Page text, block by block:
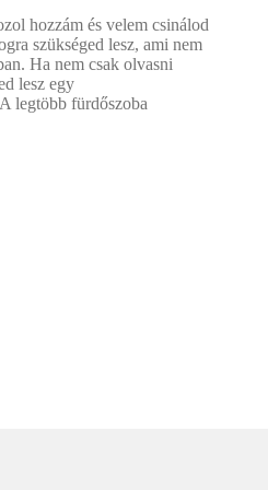
hozzám és velem csinálod
szükséged lesz, ami nem
Ha nem csak olvasni
lesz egy
legtöbb fürdőszoba